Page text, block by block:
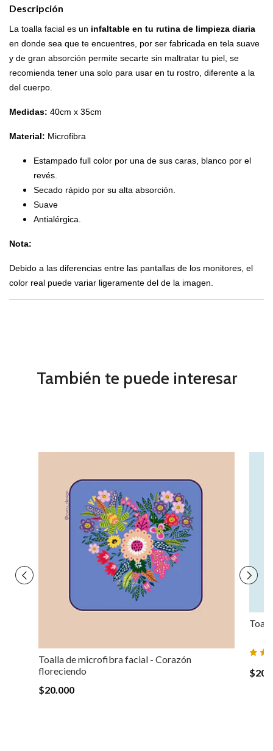
Descripción
La toalla facial es un infaltable en tu rutina de limpieza diaria
en donde sea que te encuentres, por ser fabricada en tela suave
y de gran absorción permite secarte sin maltratar tu piel, se
recomienda tener una solo para usar en tu rostro, diferente a la
del cuerpo.
Medidas: 40cm x 35cm
Material: Microfibra
Estampado full color por una de sus caras, blanco por el
revés.
Secado rápido por su alta absorción.
Suave
Antialérgica.
Nota:
Debido a las diferencias entre las pantallas de los monitores, el
color real puede variar ligeramente del de la imagen.
También te puede interesar
Toalla de microfibra facial - Corazón
floreciendo
$20.000